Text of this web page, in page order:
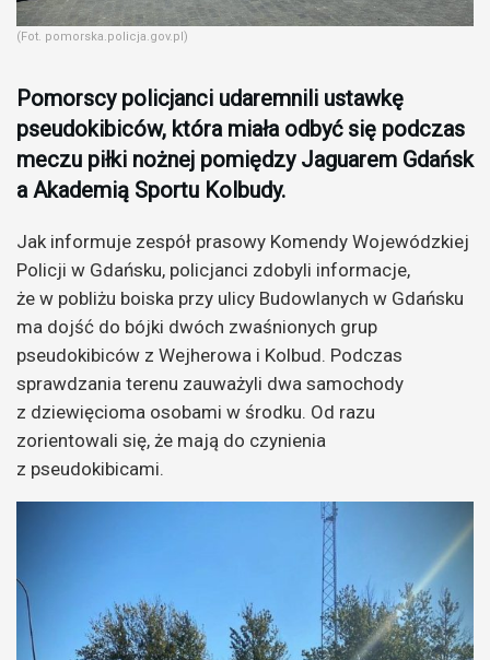
(Fot. pomorska.policja.gov.pl)
Pomorscy policjanci udaremnili ustawkę
pseudokibiców, która miała odbyć się podczas
meczu piłki nożnej pomiędzy Jaguarem Gdańsk
a Akademią Sportu Kolbudy.
Jak informuje zespół prasowy Komendy Wojewódzkiej
Policji w Gdańsku, policjanci zdobyli informacje,
że w pobliżu boiska przy ulicy Budowlanych w Gdańsku
ma dojść do bójki dwóch zwaśnionych grup
pseudokibiców z Wejherowa i Kolbud. Podczas
sprawdzania terenu zauważyli dwa samochody
z dziewięcioma osobami w środku. Od razu
zorientowali się, że mają do czynienia
z pseudokibicami.